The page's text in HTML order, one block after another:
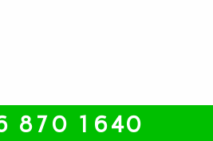
870 1640